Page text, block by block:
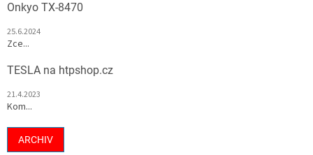
Onkyo TX-8470
25.6.2024
Zce...
TESLA na htpshop.cz
21.4.2023
Kom...
ARCHIV